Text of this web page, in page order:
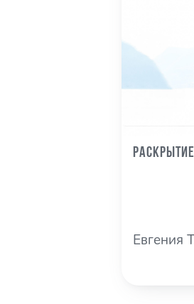
Евгения